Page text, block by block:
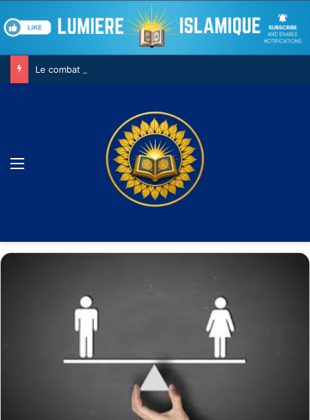
Le combat contre son âme